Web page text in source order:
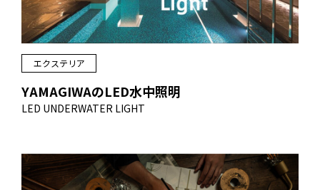
エクステリア
YAMAGIWAのLED水中照明
LED UNDERWATER LIGHT